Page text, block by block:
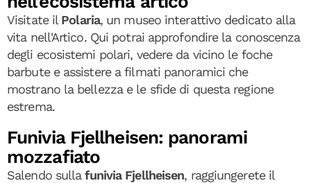
Visitate il Polaria, un museo interattivo dedicato alla
vita nell'Artico. Qui potrai approfondire la conoscenza
degli ecosistemi polari, vedere da vicino le foche
barbute e assistere a filmati panoramici che
mostrano la bellezza e le sfide di questa regione
estrema.
Funivia Fjellheisen: panorami
mozzafiato
Salendo sullafunivia Fjellheisen, raggiungerete il